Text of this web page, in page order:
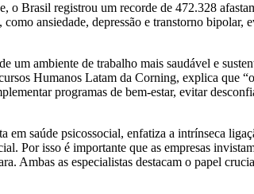
o Brasil registrou um recorde de 472.328
ansiedade, depressão e transtorno bipolar,
ambiente de trabalho mais saudável e
Humanos Latam da Corning, explica que
programas de bem-estar, evitar
saúde psicossocial, enfatiza a intrínseca
Por isso é importante que as empresas
Ambas as especialistas destacam o papel